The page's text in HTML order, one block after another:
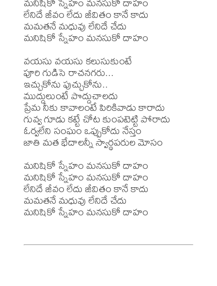
లేనిదే జీవం లేదు జీవితం కానే కాదు
మమతనే మధువు లేనిదే చేదు
మనిషికో స్నేహం మనసుకో దాహం
వయసు వయసు కలుసుకుంటే
పూరి గుడిసె రాచనగరు...
ఇచ్చుకోను పుచ్చుకోను..
ముద్దులుంటే పొద్దుచాలదు
ప్రేమ నీకు కావాలంటే పిరికివాడు కారాదు
గువ్వ గూడు కట్టే చోట కుంపటెట్టి పోరాదు
ఓర్వలేని సంఘం ఒప్పుకోదు నేస్తం
జాతి మత భేదాలన్నీ స్వార్థపరుల మోసం
మనిషికో స్నేహం మనసుకో దాహం
మనిషికో స్నేహం మనసుకో దాహం
లేనిదే జీవం లేదు జీవితం కానే కాదు
మమతనే మధువు లేనిదే చేదు
మనిషికో స్నేహం మనసుకో దాహం